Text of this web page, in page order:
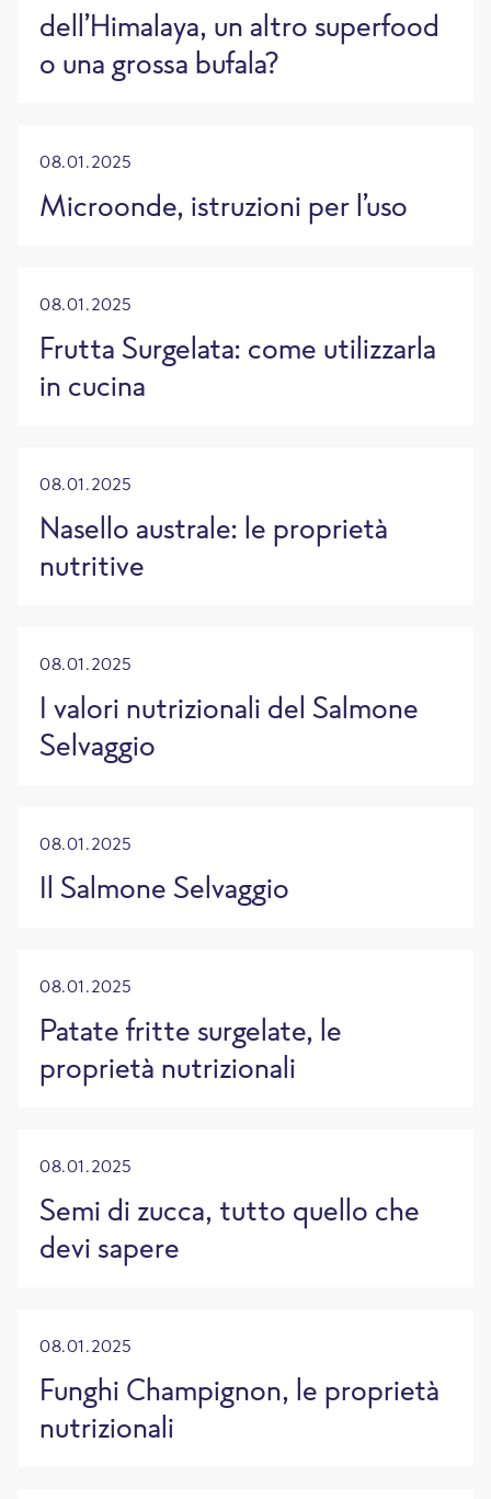
dell’Himalaya, un altro superfood
o una grossa bufala?
08.01.2025
Microonde, istruzioni per l’uso
08.01.2025
Frutta Surgelata: come utilizzarla
in cucina
08.01.2025
Nasello australe: le proprietà
nutritive
08.01.2025
I valori nutrizionali del Salmone
Selvaggio
08.01.2025
Il Salmone Selvaggio
08.01.2025
Patate fritte surgelate, le
proprietà nutrizionali
08.01.2025
Semi di zucca, tutto quello che
devi sapere
08.01.2025
Funghi Champignon, le proprietà
nutrizionali